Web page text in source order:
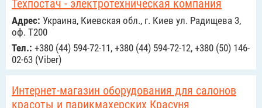
Техпостач - электротехническая компания
Адрес: Украина, Киевская обл., г. Киев ул. Радищева 3,
оф. Т200
Тел.: +380 (44) 594-72-11, +380 (44) 594-72-12, +380 (50) 146-
02-63 (Viber)
Интернет-магазин оборудования для салонов
красоты и парикмахерских Красуня